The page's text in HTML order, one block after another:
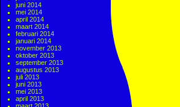
juni 2014
mei 2014
april 2014
maart 2014
februari 2014
januari 2014
november 2013
oktober 2013
september 2013
augustus 2013
juli 2013
juni 2013
mei 2013
april 2013